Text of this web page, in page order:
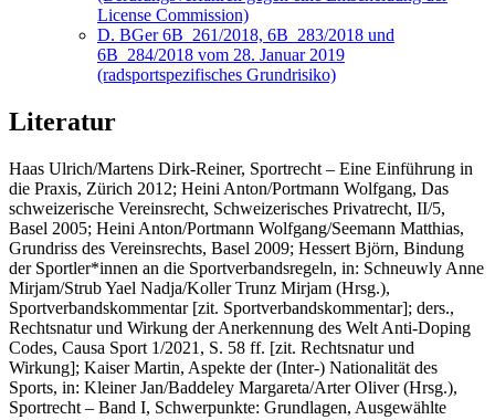
License Commission)
D. BGer 6B_261/2018, 6B_283/2018 und
6B_284/2018 vom 28. Januar 2019
(radsportspezifisches Grundrisiko)
Literatur
Haas Ulrich/Martens Dirk-Reiner, Sportrecht – Eine Einführung in
die Praxis, Zürich 2012; Heini Anton/Portmann Wolfgang, Das
schweizerische Vereinsrecht, Schweizerisches Privatrecht, II/5,
Basel 2005; Heini Anton/Portmann Wolfgang/Seemann Matthias,
Grundriss des Vereinsrechts, Basel 2009; Hessert Björn, Bindung
der Sportler*innen an die Sportverbandsregeln, in: Schneuwly Anne
Mirjam/Strub Yael Nadja/Koller Trunz Mirjam (Hrsg.),
Sportverbandskommentar [zit. Sportverbandskommentar]; ders.,
Rechtsnatur und Wirkung der Anerkennung des Welt Anti-Doping
Codes, Causa Sport 1/2021, S. 58 ff. [zit. Rechtsnatur und
Wirkung]; Kaiser Martin, Aspekte der (Inter-) Nationalität des
Sports, in: Kleiner Jan/Baddeley Margareta/Arter Oliver (Hrsg.),
Sportrecht – Band I, Schwerpunkte: Grundlagen, Ausgewählte